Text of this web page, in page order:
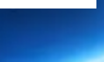
sạc Pin
Iridium 9500